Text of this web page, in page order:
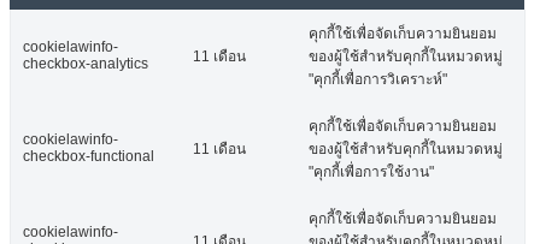
cookielawinfo-
checkbox-analytics
11 เดือน
คุกกี้ใช้เพื่อจัดเก็บความยินยอม
ของผู้ใช้สำหรับคุกกี้ในหมวดหมู่
"คุกกี้เพื่อการวิเคราะห์"
cookielawinfo-
checkbox-functional
11 เดือน
คุกกี้ใช้เพื่อจัดเก็บความยินยอม
ของผู้ใช้สำหรับคุกกี้ในหมวดหมู่
"คุกกี้เพื่อการใช้งาน"
cookielawinfo-
คุกกี้ใช้เพื่อจัดเก็บความยินยอม